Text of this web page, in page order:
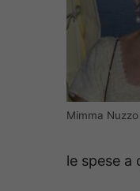
Mimma Nuzzo
le spese a